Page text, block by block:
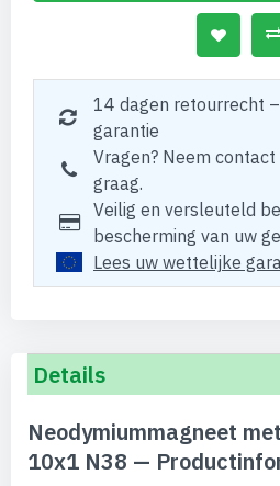
14 dagen retourrecht
garantie
Vragen? Neem
graag.
Veilig en versleuteld
bescherming van uw
Lees uw wettelijke
Details
Neodymiummagneet
10x1 N38 —